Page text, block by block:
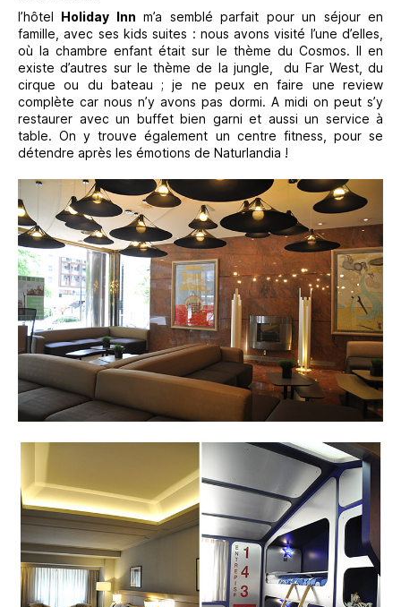
l’hôtel Holiday Inn m’a semblé parfait pour un séjour en
famille, avec ses kids suites : nous avons visité l’une d’elles,
où la chambre enfant était sur le thème du Cosmos. Il en
existe d’autres sur le thème de la jungle, du Far West, du
cirque ou du bateau ; je ne peux en faire une review
complète car nous n’y avons pas dormi. A midi on peut s’y
restaurer avec un buffet bien garni et aussi un service à
table. On y trouve également un centre fitness, pour se
détendre après les émotions de Naturlandia !